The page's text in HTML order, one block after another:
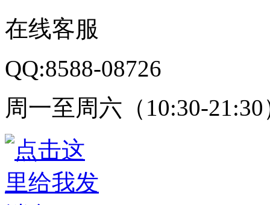
在线客服
QQ:8588-08726
周一至周六（10:30-21:30